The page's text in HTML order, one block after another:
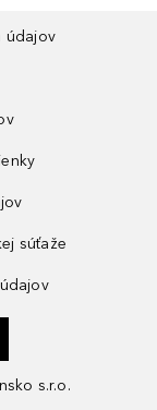
údajov
súťaže
s.r.o.